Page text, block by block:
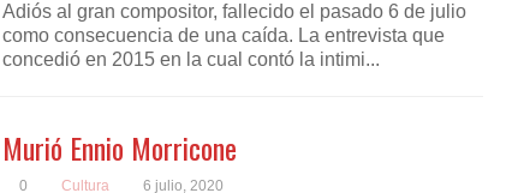
Adiós al gran compositor, fallecido el pasado 6 de julio
como consecuencia de una caída. La entrevista que
concedió en 2015 en la cual contó la intimi...
Murió Ennio Morricone
0 Cultura 6 julio, 2020